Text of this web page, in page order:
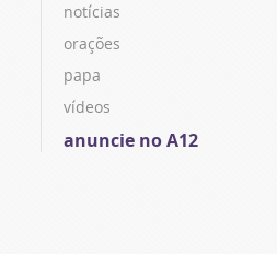
notícias
orações
papa
vídeos
anuncie no A12